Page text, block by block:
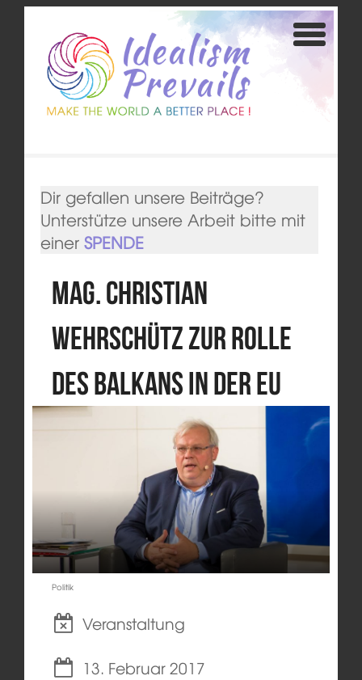
Dir gefallen unsere Beiträge?
Unterstütze unsere Arbeit bitte mit
einer SPENDE
Mag. Christian
Wehrschütz zur Rolle
des Balkans in der EU
Politik
Veranstaltung
13. Februar 2017